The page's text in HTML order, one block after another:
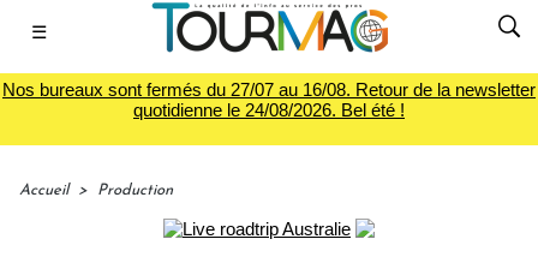
☰
Nos bureaux sont fermés du 27/07 au 16/08. Retour de la newsletter
quotidienne le 24/08/2026. Bel été !
Accueil > Production